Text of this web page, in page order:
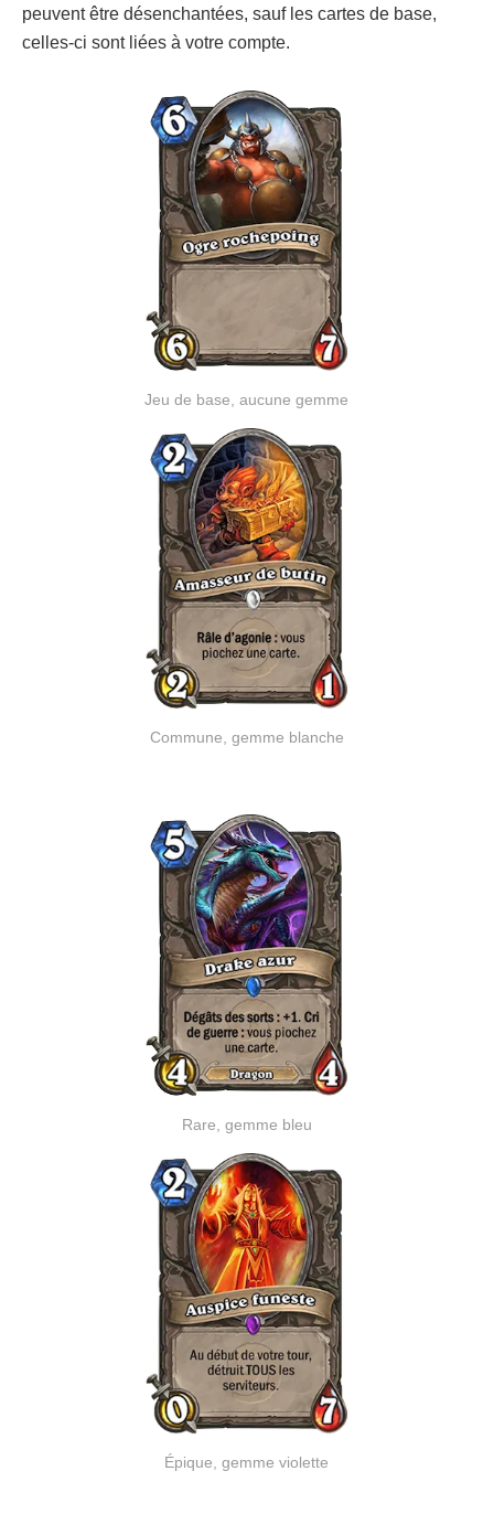
peuvent être désenchantées, sauf les cartes de base,
celles-ci sont liées à votre compte.
Jeu de base, aucune gemme
Commune, gemme blanche
Rare, gemme bleu
Épique, gemme violette